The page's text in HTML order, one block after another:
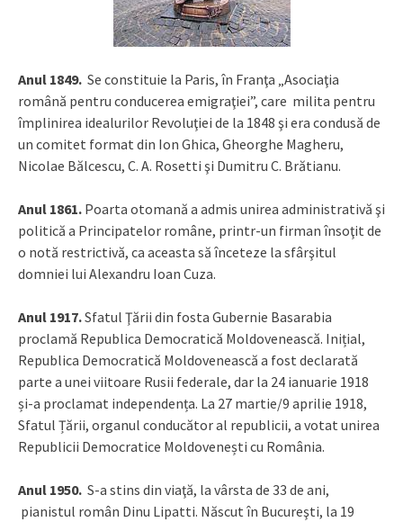
Anul 1849. Se constituie la Paris, în Franţa „Asociaţia
română pentru conducerea emigraţiei”, care milita pentru
împlinirea idealurilor Revoluţiei de la 1848 şi era condusă de
un comitet format din Ion Ghica, Gheorghe Magheru,
Nicolae Bălcescu, C. A. Rosetti şi Dumitru C. Brătianu.
Anul 1861. Poarta otomană a admis unirea administrativă şi
politică a Principatelor române, printr-un firman însoţit de
o notă restrictivă, ca aceasta să înceteze la sfârşitul
domniei lui Alexandru Ioan Cuza.
Anul 1917.Sfatul Ţării din fosta Gubernie Basarabia
proclamă Republica Democratică Moldovenească. Inițial,
Republica Democratică Moldovenească a fost declarată
parte a unei viitoare Rusii federale, dar la 24 ianuarie 1918
și-a proclamat independența. La 27 martie/9 aprilie 1918,
Sfatul Țării, organul conducător al republicii, a votat unirea
Republicii Democratice Moldovenești cu România.
Anul 1950. S-a stins din viaţă, la vârsta de 33 de ani,
pianistul român Dinu Lipatti. Născut în Bucureşti, la 19